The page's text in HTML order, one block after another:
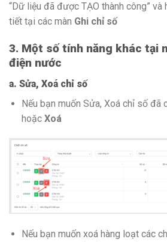
“Dữ liệu đã được TẠO thành công” và
tiết tại các màn Ghi chỉ số
3. Một số tính năng khác tại
điện nước
a. Sửa, Xoá chỉ số
Nếu bạn muốn Sửa, Xoá chỉ số đã
hoặc Xoá
Nếu bạn muốn xoá hàng loạt các